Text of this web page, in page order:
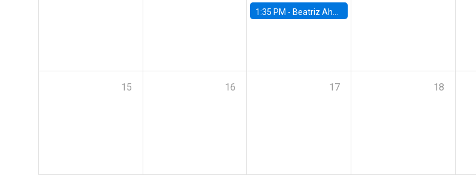
1:35 PM - Beatriz Ahumada, PhD candidate, Universidad de Pittsburgh
15 16 17 18